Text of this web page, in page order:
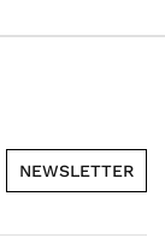
NEWSLETTER